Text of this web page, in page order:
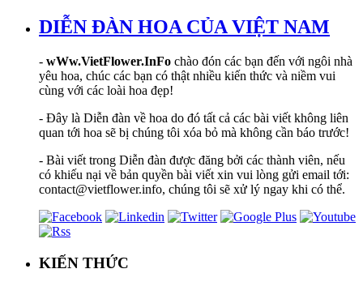
DIỄN ĐÀN HOA CỦA VIỆT NAM
- wWw.VietFlower.InFo chào đón các bạn đến với ngôi nhà
yêu hoa, chúc các bạn có thật nhiều kiến thức và niềm vui
cùng với các loài hoa đẹp!
- Đây là Diễn đàn về hoa do đó tất cả các bài viết không liên
quan tới hoa sẽ bị chúng tôi xóa bỏ mà không cần báo trước!
- Bài viết trong Diễn đàn được đăng bởi các thành viên, nếu
có khiếu nại về bản quyền bài viết xin vui lòng gửi email tới:
contact@vietflower.info, chúng tôi sẽ xử lý ngay khi có thể.
KIẾN THỨC